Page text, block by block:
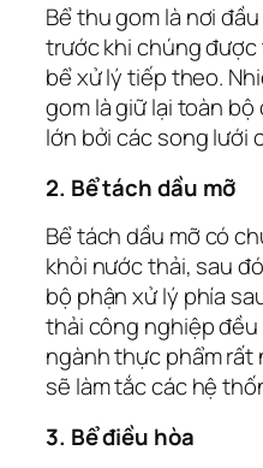
Bể thu gom là nơi
trước khi chúng
bể xử lý tiếp theo.
gom là giữ lại toàn
lớn bởi các song lưới
2. Bể tách dầu mỡ
Bể tách dầu mỡ có
khỏi nước thải, sau
bộ phận xử lý phía
thải công nghiệp
ngành thực phẩm rất
sẽ làm tắc các hệ
3. Bể điều hòa